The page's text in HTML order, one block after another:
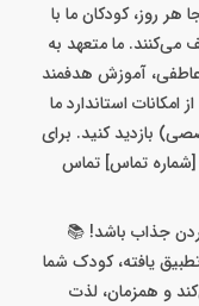
روز، کودکان ما با
ما متعهد به
آموزش هدفمند
استاندارد ما
بازدید کنید. برای
[شماره تماس] تماس
کردن جذاب باشد! 📚
یافته، کودک شما
و همزمان، لذت